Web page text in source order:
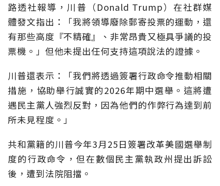
路透社報導，川普（Donald Trump）在社群媒
體發文指出：「我將領導廢除郵寄投票的運動，還
有那些高度『不精確』、非常昂貴又極具爭議的投
票機。」但他未提出任何支持這項說法的證據。
川普還表示：「我們將透過簽署行政命令推動相關
措施，協助舉行誠實的2026年期中選舉。這將遭
遇民主黨人強烈反對，因為他們的作弊行為達到前
所未見程度。」
共和黨籍的川普今年3月25日簽署改革美國選舉制
度的行政命令，但在數個民主黨執政州提出訴訟
後，遭到法院阻擋。